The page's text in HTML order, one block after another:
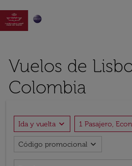

Vuelos de
Colombia
Ida y vuelta expand_more 1 Pasajero,
Código promocional expand_more